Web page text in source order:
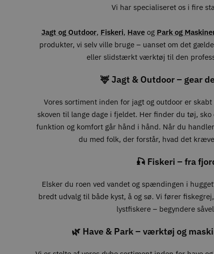
Vi har specialiseret os i fire
Jagt og Outdoor, Fiskeri, Haveog Park og
produkter, vi selv ville bruge – uanset om det
eller slidstærkt værktøj til den
🦌 Jagt & Outdoor – gear
Vores sortiment inden for jagt og outdoor er
skoven til lange dage i fjeldet. Her finder du tøj,
funktion og komfort går hånd i hånd. Når du
du med folk, der forstår, hvad det
🎣 Fiskeri – fra
Elsker du roen ved vandet og spændingen i
bredt udvalg til både kyst, å og sø. Vi fører
lystfiskere – begyndere
🌿 Have & Park – værktøj og